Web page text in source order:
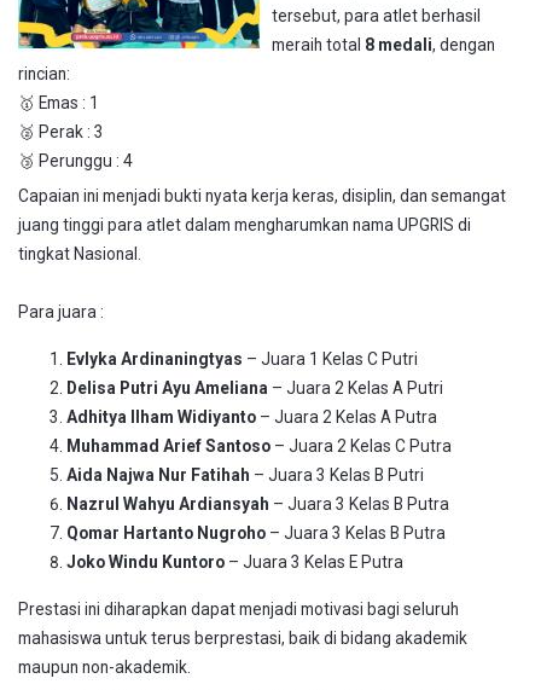
tersebut, para atlet berhasil
meraih total 8 medali, dengan
rincian:
🥇 Emas : 1
🥈 Perak : 3
🥉 Perunggu : 4
Capaian ini menjadi bukti nyata kerja keras, disiplin, dan semangat
juang tinggi para atlet dalam mengharumkan nama UPGRIS di
tingkat Nasional.
Para juara :
Evlyka Ardinaningtyas – Juara 1 Kelas C Putri
Delisa Putri Ayu Ameliana – Juara 2 Kelas A Putri
Adhitya Ilham Widiyanto – Juara 2 Kelas A Putra
Muhammad Arief Santoso – Juara 2 Kelas C Putra
Aida Najwa Nur Fatihah – Juara 3 Kelas B Putri
Nazrul Wahyu Ardiansyah – Juara 3 Kelas B Putra
Qomar Hartanto Nugroho – Juara 3 Kelas B Putra
Joko Windu Kuntoro – Juara 3 Kelas E Putra
Prestasi ini diharapkan dapat menjadi motivasi bagi seluruh
mahasiswa untuk terus berprestasi, baik di bidang akademik
maupun non-akademik.